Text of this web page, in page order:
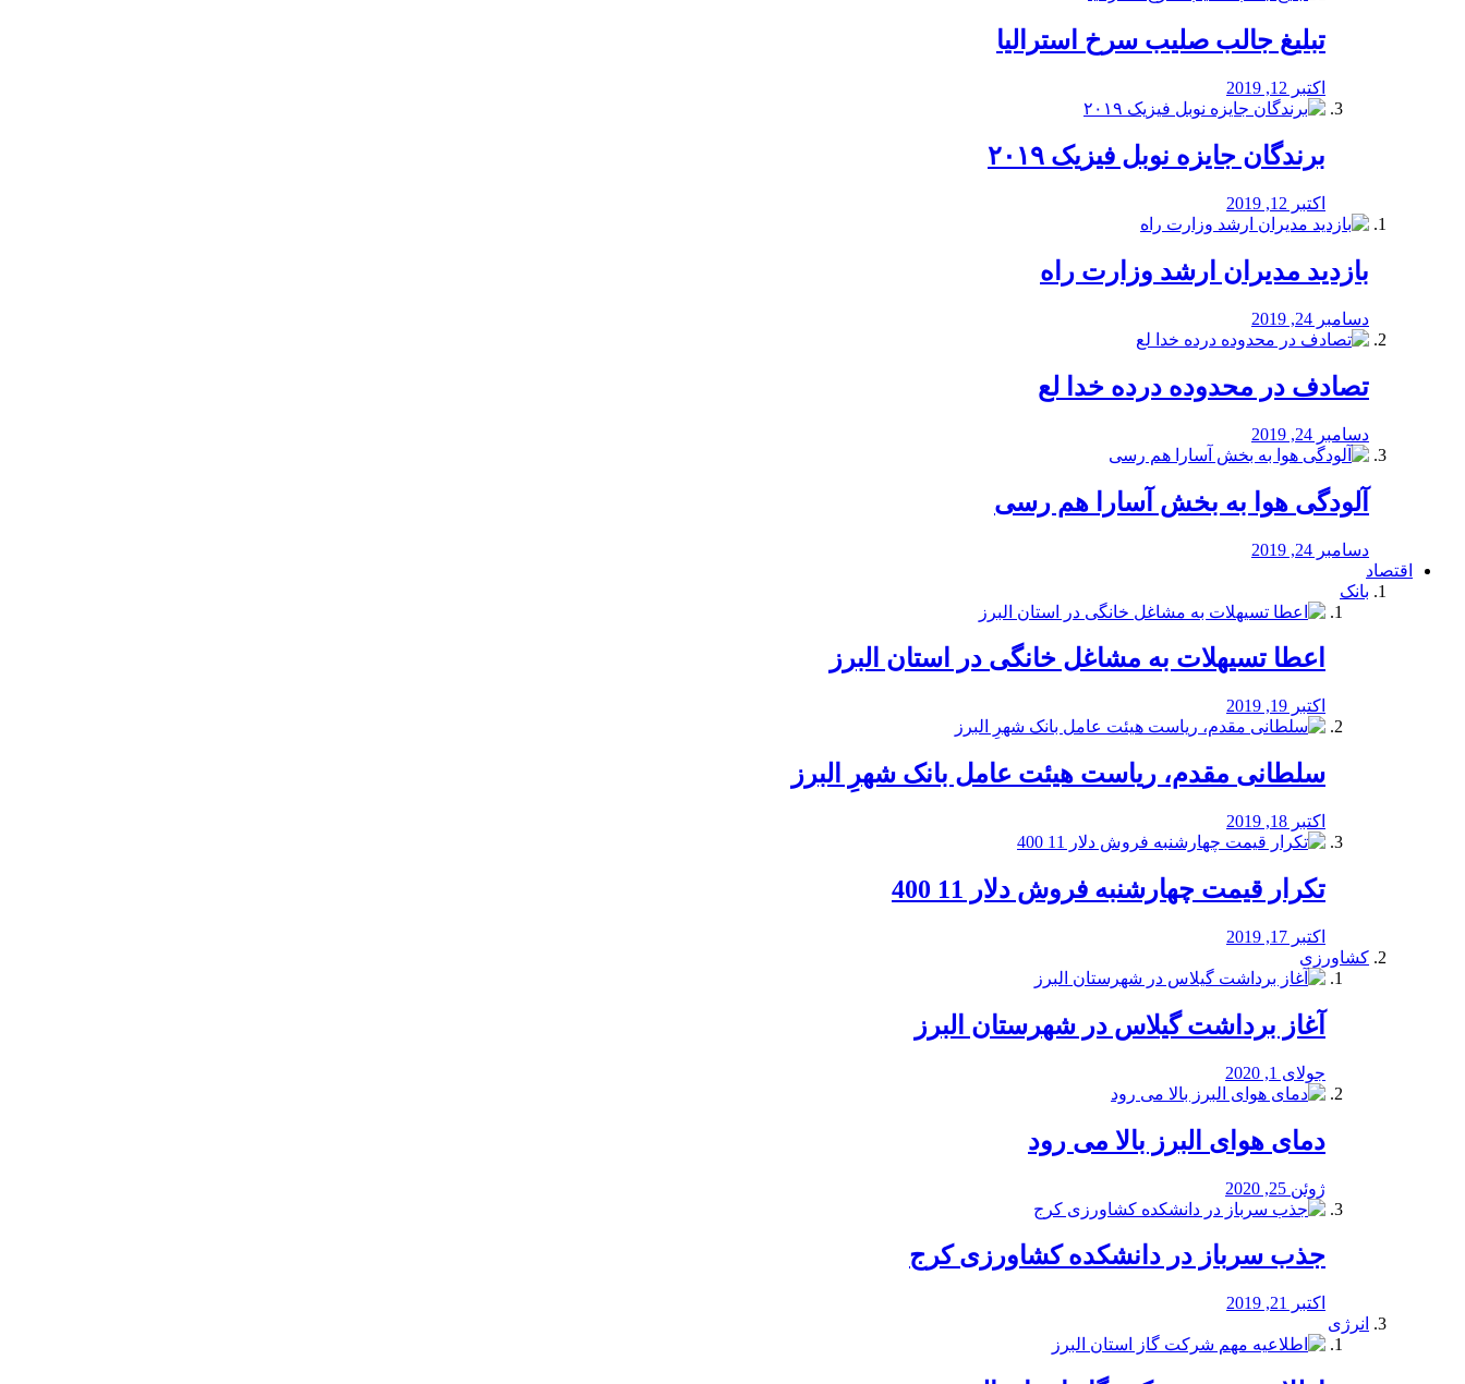
تبلیغ جالب صلیب سرخ استرالیا
اکتبر 12, 2019
برندگان جایزه نوبل فیزیک ۲۰۱۹
اکتبر 12, 2019
بازدید مدیران ارشد وزارت راه
دسامبر 24, 2019
تصادف در محدوده درده خدا لع
دسامبر 24, 2019
آلودگی هوا به بخش آسارا هم رسی
دسامبر 24, 2019
اقتصاد
بانک
️اعطا تسیهلات به مشاغل خانگی در استان البرز
اکتبر 19, 2019
سلطانی مقدم، ریاست هیئت عامل بانک شهرِ البرز
اکتبر 18, 2019
تکرار قیمت چهارشنبه فروش دلار 11 400
اکتبر 17, 2019
کشاورزی
آغاز برداشت گیلاس در شهرستان البرز
جولای 1, 2020
دمای هوای البرز بالا می رود
ژوئن 25, 2020
جذب سرباز در دانشکده کشاورزی کرج
اکتبر 21, 2019
انرژی